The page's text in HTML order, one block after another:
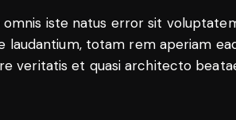
omnis iste natus error sit
laudantium, totam rem aperiam
veritatis et quasi architecto